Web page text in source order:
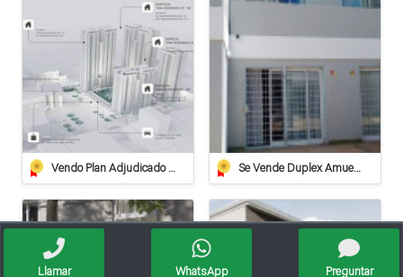
Vendo Plan Adjudicado Pilay Se Vende Duplex Amueblado En Villa Carlos Paz
Llamar WhatsApp Preguntar